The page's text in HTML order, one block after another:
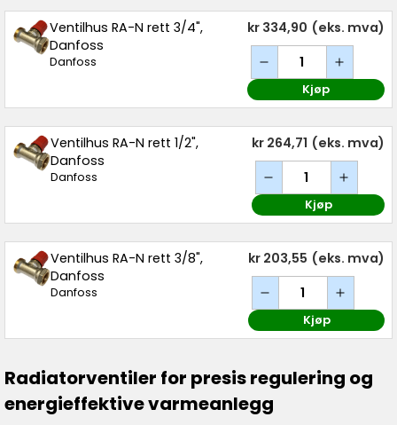
Ventilhus RA-N rett 3/4",
Danfoss
Danfoss
kr 334,90 (eks. mva)
Kjøp
Ventilhus RA-N rett 1/2",
Danfoss
Danfoss
kr 264,71 (eks. mva)
Kjøp
Ventilhus RA-N rett 3/8",
Danfoss
Danfoss
kr 203,55 (eks. mva)
Kjøp
Radiatorventiler for presis regulering og
energieffektive varmeanlegg